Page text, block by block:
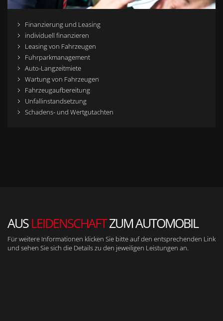
Finanzierung und Leasing
individuell finanzieren
Leasing von Fahrzeugen
Fuhrparkmanagement
Auto-Langzeitmiete
Wartung von Fahrzeugen
Fahrzeugaufbereitung
Unfallinstandsetzung
Schadens- und Wertgutachten
AUS LEIDENSCHAFTZUM AUTOMOBIL
Für weitere Informationen klicken Sie bitte auf den entsprechenden Link
und sehen Sie sich die Details zu den jeweiligen Leistungen an.